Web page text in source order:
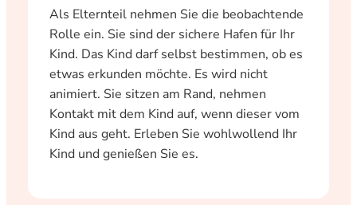
Als Elternteil nehmen Sie die beobachtende
Rolle ein. Sie sind der sichere Hafen für Ihr
Kind. Das Kind darf selbst bestimmen, ob es
etwas erkunden möchte. Es wird nicht
animiert. Sie sitzen am Rand, nehmen
Kontakt mit dem Kind auf, wenn dieser vom
Kind aus geht. Erleben Sie wohlwollend Ihr
Kind und genießen Sie es.